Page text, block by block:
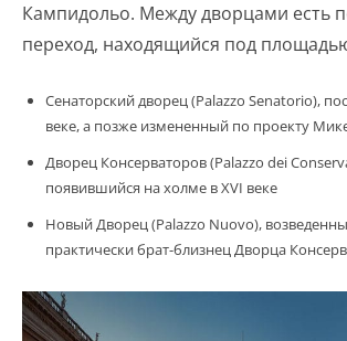
Кампидольо. Между дворцами есть
переход, находящийся под
Сенаторский дворец (Palazzo Senatorio),
веке, а позже измененный по проекту
Дворец Консерваторов (Palazzo dei
появившийся на холме в XVI веке
Новый Дворец (Palazzo Nuovo),
практически брат-близнец Дворца